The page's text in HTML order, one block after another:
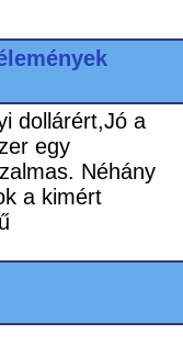
dollárért,Jó a
egy
Néhány
a kimért